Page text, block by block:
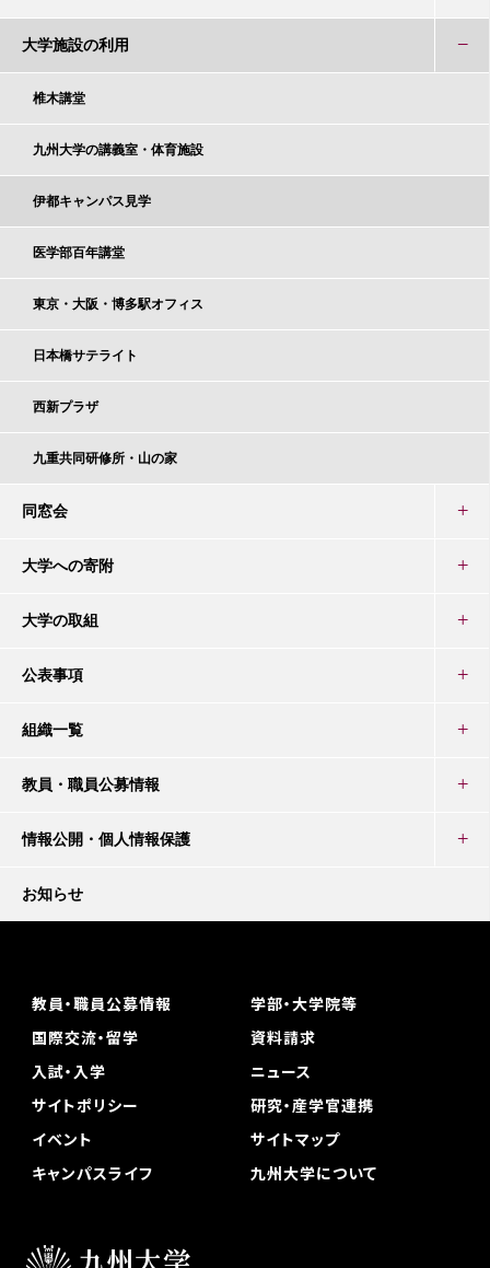
大学施設の利用
椎木講堂
九州大学の講義室・体育施設
伊都キャンパス見学
医学部百年講堂
東京・大阪・博多駅オフィス
日本橋サテライト
西新プラザ
九重共同研修所・山の家
同窓会
大学への寄附
大学の取組
公表事項
組織一覧
教員・職員公募情報
情報公開・個人情報保護
お知らせ
教員・職員公募情報
学部・大学院等
国際交流・留学
資料請求
入試・入学
ニュース
サイトポリシー
研究・産学官連携
イベント
サイトマップ
キャンパスライフ
九州大学について